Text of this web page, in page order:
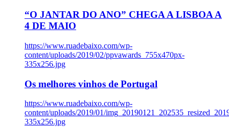
“O JANTAR DO ANO” CHEGA A LISBOA A
4 DE MAIO
https://www.ruadebaixo.com/wp-
content/uploads/2019/02/ppvawards_755x470px-
335x256.jpg
Os melhores vinhos de Portugal
https://www.ruadebaixo.com/wp-
content/uploads/2019/01/
335x256.jpg